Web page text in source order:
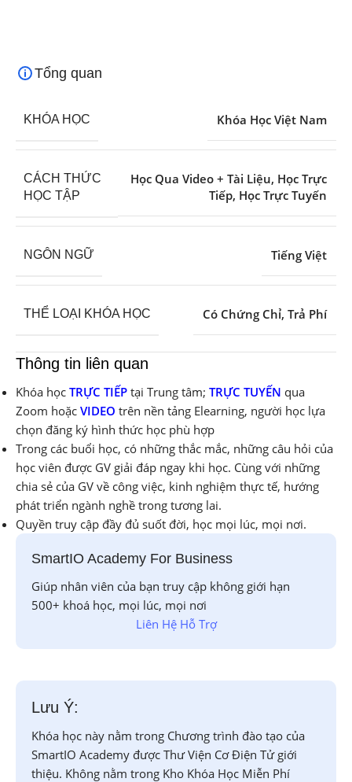
Tổng quan
KHÓA HỌC Khóa Học Việt Nam
CÁCH THỨC
HỌC TẬP
Học Qua Video + Tài Liệu, Học Trực
Tiếp, Học Trực Tuyến
NGÔN NGỮ Tiếng Việt
THỂ LOẠI KHÓA HỌC Có Chứng Chỉ, Trả Phí
Thông tin liên quan
Khóa học TRỰC TIẾP tại Trung tâm; TRỰC TUYẾN qua
Zoom hoặc VIDEO trên nền tảng Elearning, người học lựa
chọn đăng ký hình thức học phù hợp
Trong các buổi học, có những thắc mắc, những câu hỏi của
học viên được GV giải đáp ngay khi học. Cùng với những
chia sẻ của GV về công việc, kinh nghiệm thực tế, hướng
phát triển ngành nghề trong tương lai.
Quyền truy cập đầy đủ suốt đời, học mọi lúc, mọi nơi.
SmartIO Academy For Business
Giúp nhân viên của bạn truy cập không giới hạn
500+ khoá học, mọi lúc, mọi nơi
Liên Hệ Hỗ Trợ
Lưu Ý:
Khóa học này nằm trong Chương trình đào tạo của
SmartIO Academy được Thư Viện Cơ Điện Tử giới
thiệu. Không nằm trong Kho Khóa Học Miễn Phí